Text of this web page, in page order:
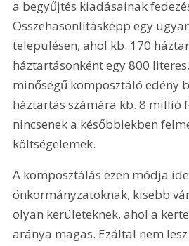
a begyűjtés kiadásainak
Összehasonlításképp egy
településen, ahol kb. 170
háztartásonként egy 800
minőségű komposztáló edény
háztartás számára kb. 8 millió
nincsenek a későbbiekben
költségelemek.
A komposztálás ezen módja
önkormányzatoknak, kisebb
olyan kerületeknek, ahol a
aránya magas. Ezáltal nem